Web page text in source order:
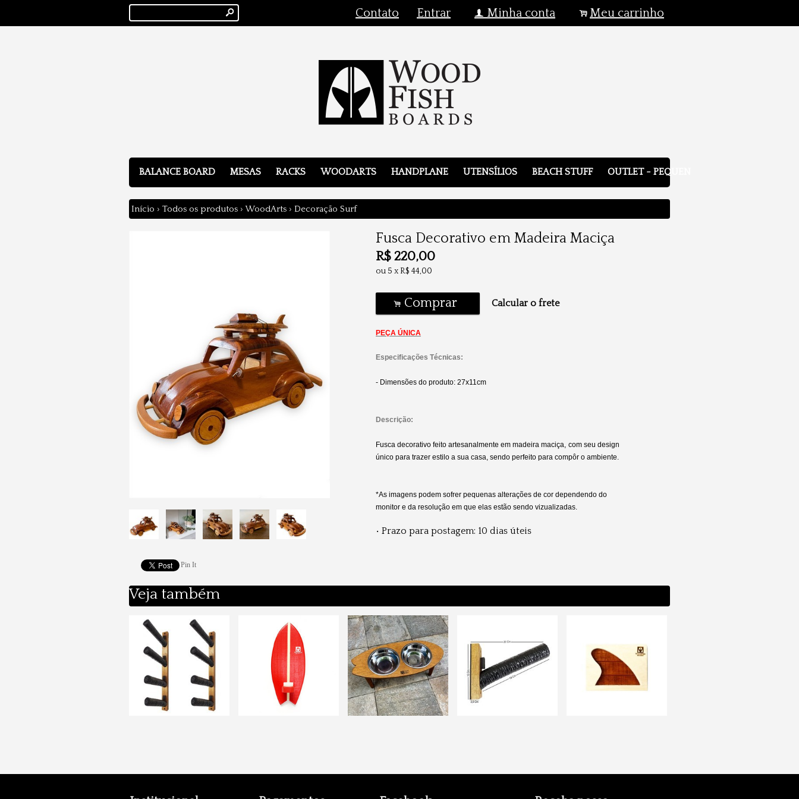
s Contato Entrar f Minha conta .Meu carrinho
BALANCE BOARD MESAS RACKS WOODARTS HANDPLANE UTENSÍLIOS BEACH STUFF OUTLET - PEQUENOS DEFEITOS
Início › Todos os produtos › WoodArts › Decoração Surf
Pin It
Fusca Decorativo em Madeira Maciça
R$ 220,00
ou 5 xR$ 44,00
. Comprar Calcular o frete
PEÇA ÚNICA
Especificações Técnicas:
- Dimensões do produto: 27x11cm
Descrição:
Fusca decorativo feito artesanalmente em madeira maciça, com seu design
único para trazer estilo a sua casa, sendo perfeito para compôr o ambiente.
*As imagens podem sofrer pequenas alterações de cor dependendo do
monitor e da resolução em que elas estão sendo vizualizadas.
• Prazo para postagem: 10 dias úteis
Veja também